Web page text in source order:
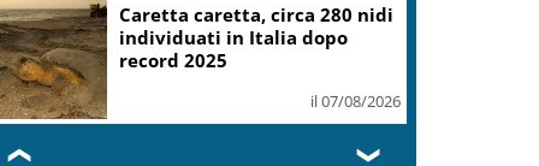
Mondiali Wakeboard: primo
oro è azzurro, Noa Gualtieri
campione Under 14
il 07/08/2026
❮ ❯